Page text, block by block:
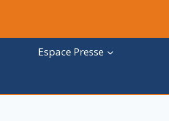
Espace Presse